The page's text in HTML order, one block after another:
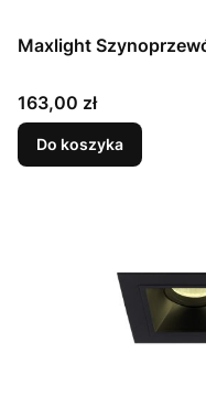
Maxlight
Cena
163,00 zł
Do koszyka